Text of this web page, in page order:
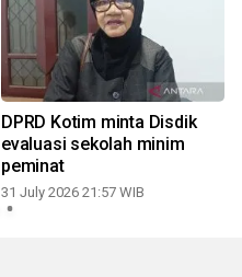
DPRD Kotim minta Disdik
evaluasi sekolah minim
peminat
31 July 2026 21:57 WIB